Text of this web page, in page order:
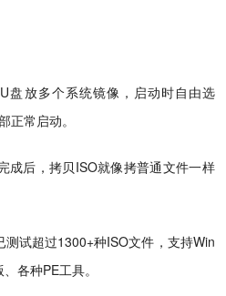
盘放多个系统镜像，启动时自由选
正常启动。
成后，拷贝ISO就像拷普通文件一样
测试超过1300+种ISO文件，支持Win
各种PE工具。